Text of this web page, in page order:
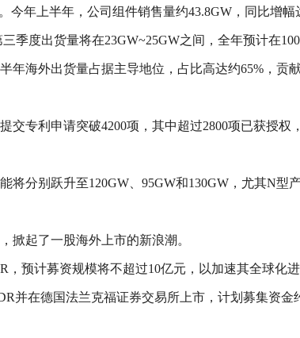
今年上半年，公司组件销售量约43.8GW，同比增
度出货量将在23GW~25GW之间，全年预计在
年海外出货量占据主导地位，占比高达约65%，贡
专利申请突破4200项，其中超过2800项已获授权
分别跃升至120GW、95GW和130GW，尤其N型
掀起了一股海外上市的新浪潮。
预计募资规模将不超过10亿元，以加速其全球化进
并在德国法兰克福证券交易所上市，计划募集资金